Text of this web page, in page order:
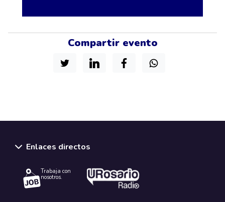
Compartir evento
Enlaces directos
Trabaja con
nosotros.